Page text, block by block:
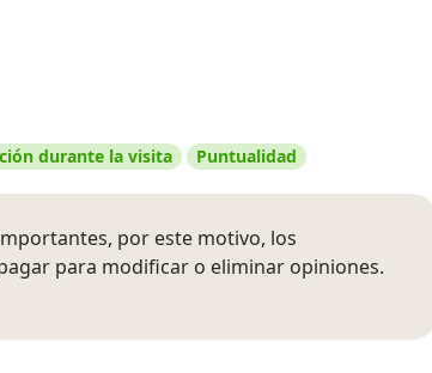
durante la visita Puntualidad
por este motivo, los
para modificar o eliminar opiniones.